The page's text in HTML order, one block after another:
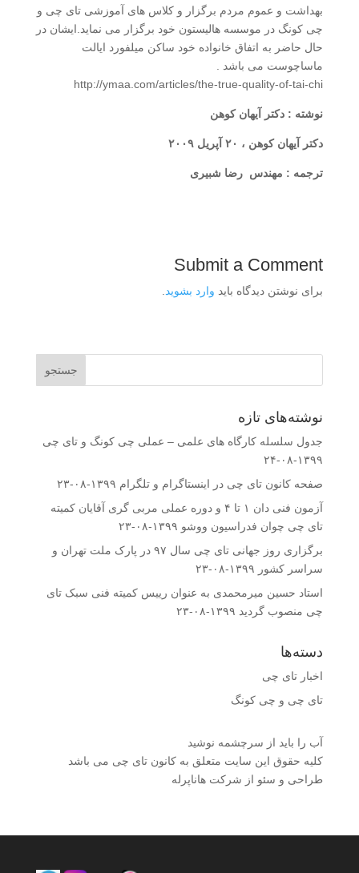
بهداشت و عموم مردم برگزار و کلاس های آموزشی تای چی و
چی کونگ در موسسه هالیستون خود برگزار می نماید.ایشان در
حال حاضر به اتفاق خانواده خود ساکن میلفورد ایالت
ماساچوست می باشد .
http://ymaa.com/articles/the-true-quality-of-tai-chi
نوشته : دکتر آیهان کوهن
دکتر آیهان کوهن ، ۲۰ آپریل ۲۰۰۹
ترجمه : مهندس رضا شبیری
Submit a Comment
برای نوشتن دیدگاه باید وارد بشوید
نوشته‌های تازه
جدول سلسله کارگاه های علمی – عملی چی کونگ و تای چی
۱۳۹۹-۰۸-۲۴
صفحه کانون تای چی در اینستاگرام و تلگرام ۱۳۹۹-۰۸-۲۳
آزمون فنی دان ۱ تا ۴ و دوره عملی مربی گری آقایان کمیته
تای چی چوان فدراسیون ووشو ۱۳۹۹-۰۸-۲۳
برگزاری روز جهانی تای چی سال ۹۷ در پارک ملت تهران و
سراسر کشور ۱۳۹۹-۰۸-۲۳
استاد حسین میرمحمدى به عنوان رییس کمیته فنى سبک تای
چی منصوب گردید ۱۳۹۹-۰۸-۲۳
دسته‌ها
اخبار تای چی
تای چی و چی کونگ
آب را باید از سرچشمه نوشید
کلیه حقوق این سایت متعلق به کانون تای چی می باشد
طراحی و سئو از شرکت هاناپرله